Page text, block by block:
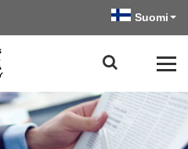
Suomi